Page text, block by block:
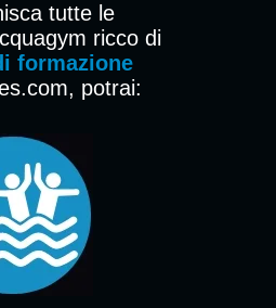
tutte le
ricco di
formazione
potrai: